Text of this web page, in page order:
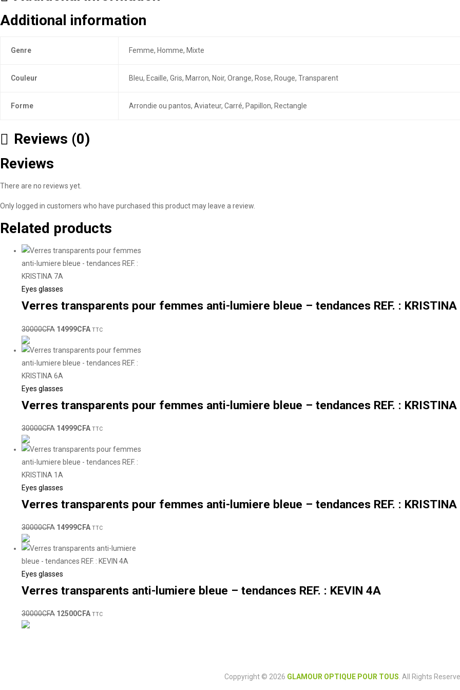
Additional information
Genre Femme, Homme, Mixte
Couleur Bleu, Ecaille, Gris, Marron, Noir, Orange, Rose, Rouge, Transparent
Forme Arrondie ou pantos, Aviateur, Carré, Papillon, Rectangle
Reviews (0)
Reviews
There are no reviews yet.
Only logged in customers who have purchased this product may leave a review.
Related products
Eyes glasses
Verres transparents pour femmes anti-lumiere bleue – tendances REF. : KRISTINA
30000CFA 14999CFA TTC
Eyes glasses
Verres transparents pour femmes anti-lumiere bleue – tendances REF. : KRISTINA
30000CFA 14999CFA TTC
Eyes glasses
Verres transparents pour femmes anti-lumiere bleue – tendances REF. : KRISTINA
30000CFA 14999CFA TTC
Eyes glasses
Verres transparents anti-lumiere bleue – tendances REF. : KEVIN 4A
30000CFA 12500CFA TTC
Coppyright © 2026 GLAMOUR OPTIQUE POUR TOUS . All Rights